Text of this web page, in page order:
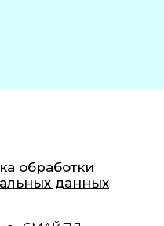
обработки
данных